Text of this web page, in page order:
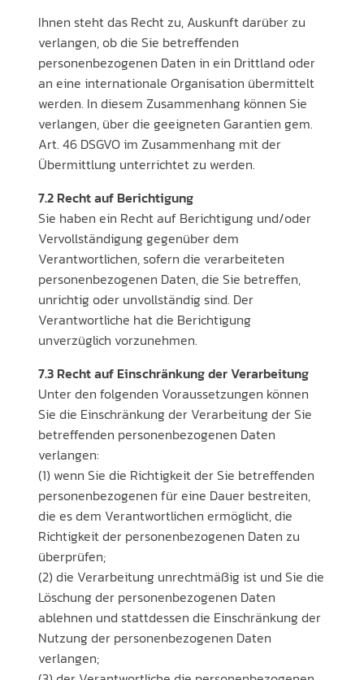
Ihnen steht das Recht zu, Auskunft darüber zu
verlangen, ob die Sie betreffenden
personenbezogenen Daten in ein Drittland oder
an eine internationale Organisation übermittelt
werden. In diesem Zusammenhang können Sie
verlangen, über die geeigneten Garantien gem.
Art. 46 DSGVO im Zusammenhang mit der
Übermittlung unterrichtet zu werden.
7.2 Recht auf Berichtigung
Sie haben ein Recht auf Berichtigung und/oder
Vervollständigung gegenüber dem
Verantwortlichen, sofern die verarbeiteten
personenbezogenen Daten, die Sie betreffen,
unrichtig oder unvollständig sind. Der
Verantwortliche hat die Berichtigung
unverzüglich vorzunehmen.
7.3 Recht auf Einschränkung der Verarbeitung
Unter den folgenden Voraussetzungen können
Sie die Einschränkung der Verarbeitung der Sie
betreffenden personenbezogenen Daten
verlangen:
(1) wenn Sie die Richtigkeit der Sie betreffenden
personenbezogenen für eine Dauer bestreiten,
die es dem Verantwortlichen ermöglicht, die
Richtigkeit der personenbezogenen Daten zu
überprüfen;
(2) die Verarbeitung unrechtmäßig ist und Sie die
Löschung der personenbezogenen Daten
ablehnen und stattdessen die Einschränkung der
Nutzung der personenbezogenen Daten
verlangen;